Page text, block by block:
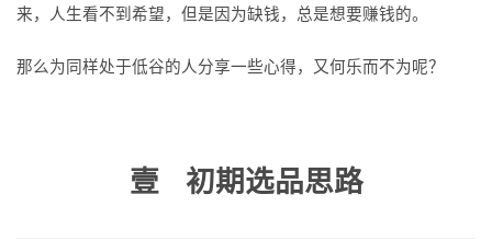
来，人生看不到希望，但是因为缺钱，总是想要赚钱的。
那么为同样处于低谷的人分享一些心得，又何乐而不为呢？
壹 初期选品思路